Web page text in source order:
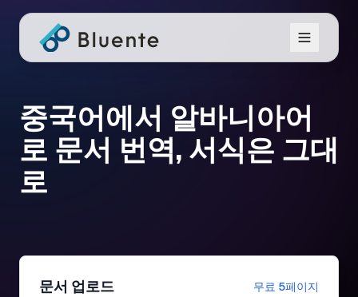
중국어에서 알바니아어
로 문서 번역, 서식은 그대
로
문서 업로드 무료 5페이지